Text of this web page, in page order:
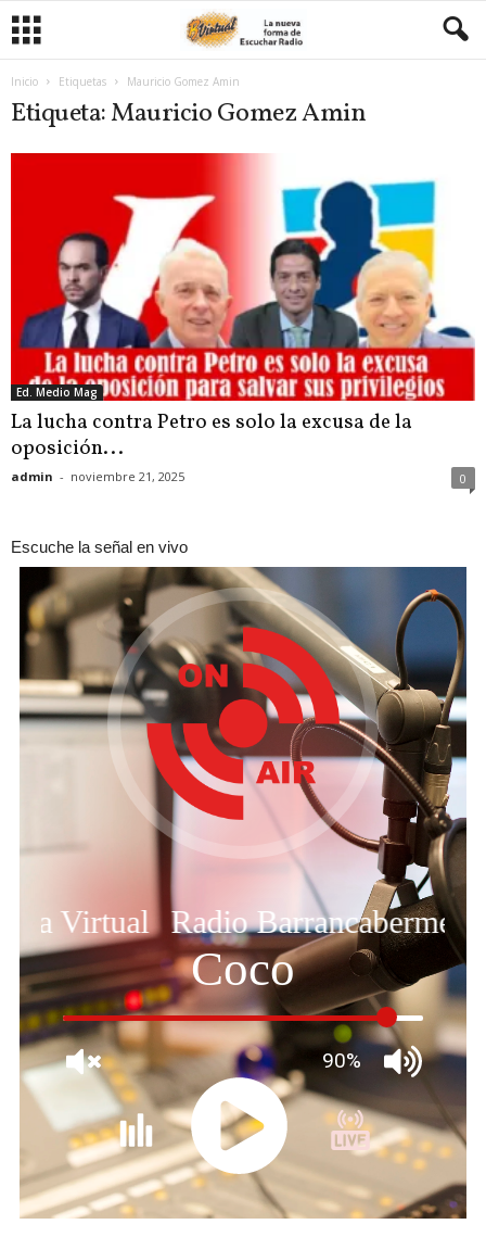
Inicio Etiquetas Mauricio Gomez Amin
Etiqueta: Mauricio Gomez Amin
Ed. Medio Mag
La lucha contra Petro es solo la excusa de la
oposición...
admin - noviembre 21, 2025 0
Escuche la señal en vivo